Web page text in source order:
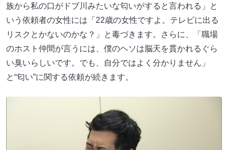
族から私の口がドブ川みたいな匂いがすると言われる」と
いう依頼者の女性には「22歳の女性ですよ。テレビに出る
リスクとかないのかな？」と毒づきます。さらに、「職場
のホスト仲間が言うには、僕のヘソは脳天を貫かれるぐら
い臭いらしいです。でも、自分ではよく分かりません」
と“匂い”に関する依頼が続きます。